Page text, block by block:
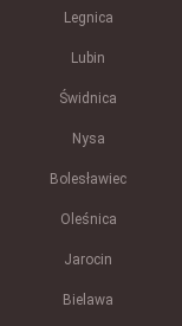
Legnica
Lubin
Świdnica
Nysa
Bolesławiec
Oleśnica
Jarocin
Bielawa